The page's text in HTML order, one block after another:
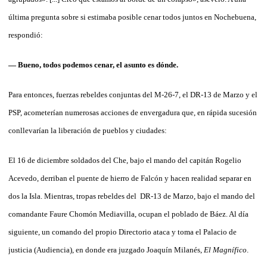
última pregunta sobre si estimaba posible cenar todos juntos en Nochebuena,
respondió:
— Bueno, todos podemos cenar, el asunto es dónde.
Para entonces, fuerzas rebeldes conjuntas del M-26-7, el DR-13 de Marzo y el
PSP, acometerían numerosas acciones de envergadura que, en rápida sucesión
conllevarían la liberación de pueblos y ciudades:
El 16 de diciembre soldados del Che, bajo el mando del capitán Rogelio
Acevedo, derriban el puente de hierro de Falcón y hacen realidad separar en
dos la Isla. Mientras, tropas rebeldes del DR-13 de Marzo, bajo el mando del
comandante Faure Chomón Mediavilla, ocupan el poblado de Báez. Al día
siguiente, un comando del propio Directorio ataca y toma el Palacio de
justicia (Audiencia), en donde era juzgado Joaquín Milanés, El Magnífico